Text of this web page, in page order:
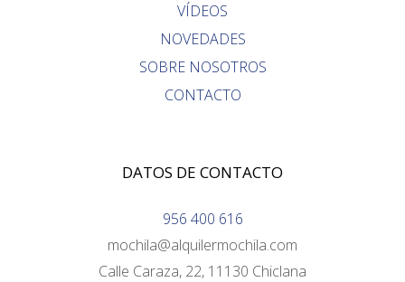
VÍDEOS
NOVEDADES
SOBRE NOSOTROS
CONTACTO
DATOS DE CONTACTO
956 400 616
mochila@alquilermochila.com
Calle Caraza, 22, 11130 Chiclana